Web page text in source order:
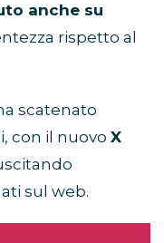
anche su
rispetto al
scatenato
con il nuovo X
sul web.